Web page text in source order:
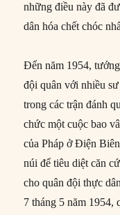
những điều này đã
dân hóa chết chóc
Đến năm 1954,
đội quân với nhiều
trong các trận đánh
chức một cuộc bao
của Pháp ở Điện
núi để tiêu diệt căn
cho quân đội thực
7 tháng 5 năm 1954,